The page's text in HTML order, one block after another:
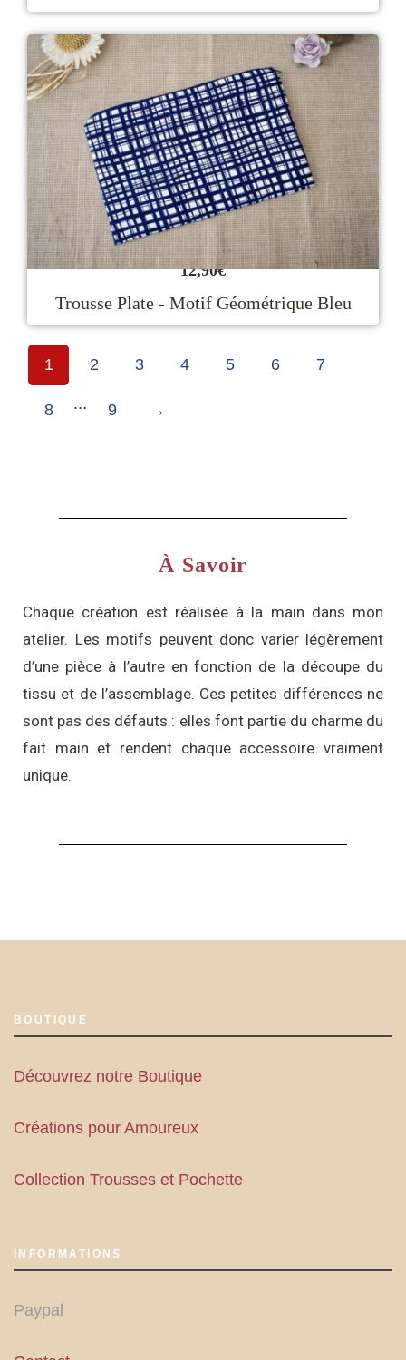
12,90€
Trousse Plate - Motif Géométrique Bleu
1 2 3 4 5 6 7
8 ... 9 →
À Savoir
Chaque création est réalisée à la main dans mon
atelier. Les motifs peuvent donc varier légèrement
d’une pièce à l’autre en fonction de la découpe du
tissu et de l’assemblage. Ces petites différences ne
sont pas des défauts : elles font partie du charme du
fait main et rendent chaque accessoire vraiment
unique.
BOUTIQUE
Découvrez notre Boutique
Créations pour Amoureux
Collection Trousses et Pochette
INFORMATIONS
Paypal